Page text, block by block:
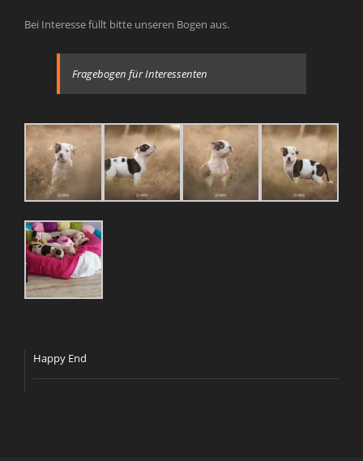
Bei Interesse füllt bitte unseren Bogen aus.
Fragebogen für Interessenten
Happy End